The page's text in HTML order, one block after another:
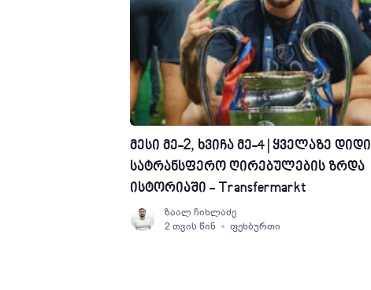
მესი მე-2, ხვიჩა მე-4 | ყველაზე დიდი
სატრანსფერო ღირებულების ზრდა
ისტორიაში - Transfermarkt
ზაალ ჩიხლაძე
2 თვის წინ
ფეხბურთი